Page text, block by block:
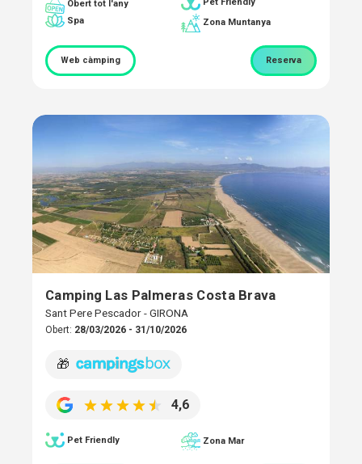
Obert tot l'any
Spa
Zona Muntanya
Web càmping Reserva
Camping Las Palmeras Costa Brava
Sant Pere Pescador - GIRONA
Obert: 28/03/2026 - 31/10/2026
🎁
4,6
Pet Friendly Zona Mar